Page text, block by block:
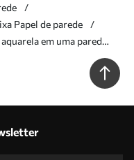
Papel de parede
em uma parede